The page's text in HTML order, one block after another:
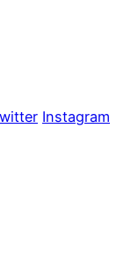
Instagram